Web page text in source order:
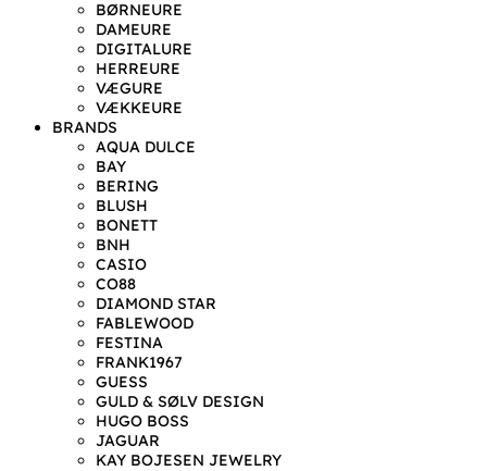
BØRNEURE
DAMEURE
DIGITALURE
HERREURE
VÆGURE
VÆKKEURE
BRANDS
AQUA DULCE
BAY
BERING
BLUSH
BONETT
BNH
CASIO
CO88
DIAMOND STAR
FABLEWOOD
FESTINA
FRANK1967
GUESS
GULD & SØLV DESIGN
HUGO BOSS
JAGUAR
KAY BOJESEN JEWELRY